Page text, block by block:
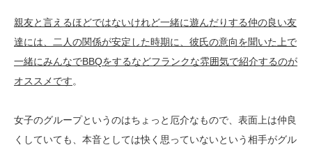
親友と言えるほどではないけれど一緒に遊んだりする仲の良い友
達には、二人の関係が安定した時期に、彼氏の意向を聞いた上で
一緒にみんなでBBQをするなどフランクな雰囲気で紹介するのが
オススメです。
女子のグループというのはちょっと厄介なもので、表面上は仲良
くしていても、本音としては快く思っていないという相手がグル